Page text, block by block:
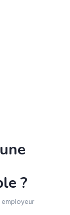
?
employeur